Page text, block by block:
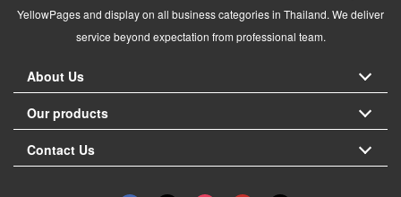
YellowPages and display on all business categories in Thailand. We deliver
service beyond expectation from professional team.
About Us
Our products
Contact Us